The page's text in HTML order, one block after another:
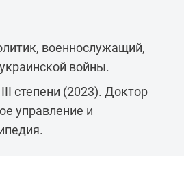
военнослужащий,
войны.
степени (2023). Доктор
управление и